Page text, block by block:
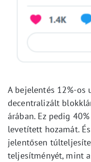
A bejelentés 12%-os
decentralizált
árában. Ez pedig
levetített hozamát.
jelentősen
teljesítményét, mint